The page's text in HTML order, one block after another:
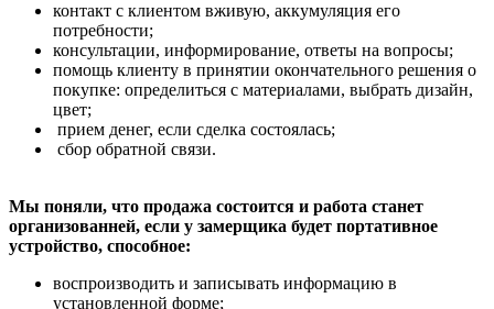
контакт с клиентом вживую, аккумуляция его
потребности;
консультации, информирование, ответы на вопросы;
помощь клиенту в принятии окончательного решения о
покупке: определиться с материалами, выбрать дизайн,
цвет;
прием денег, если сделка состоялась;
сбор обратной связи.
Мы поняли, что продажа состоится и работа станет
организованней, если у замерщика будет портативное
устройство, способное:
воспроизводить и записывать информацию в
установленной форме;